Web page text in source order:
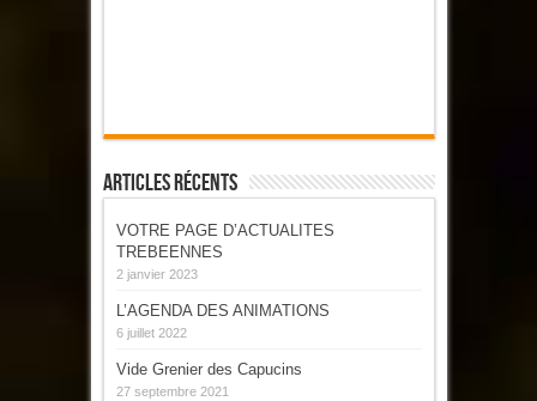
Articles Récents
VOTRE PAGE D’ACTUALITES
TREBEENNES
2 janvier 2023
L’AGENDA DES ANIMATIONS
6 juillet 2022
Vide Grenier des Capucins
27 septembre 2021